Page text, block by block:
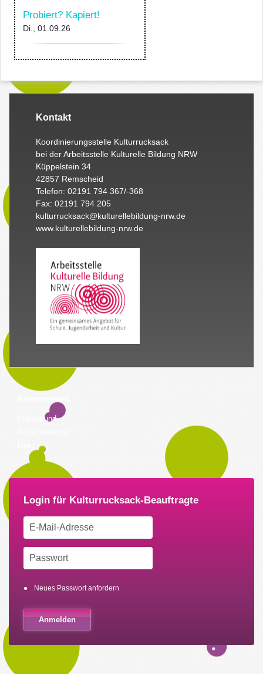
Probiert? Kapiert!
Di., 01.09.26
Kontakt
Koordinierungsstelle Kulturrucksack
bei der Arbeitsstelle Kulturelle Bildung NRW
Küppelstein 34
42857 Remscheid
Telefon: 02191 794 367/-368
Fax: 02191 794 205
kulturrucksack@kulturellebildung-nrw.de
www.kulturellebildung-nrw.de
Hintergrund
Neues Passwort anfordern